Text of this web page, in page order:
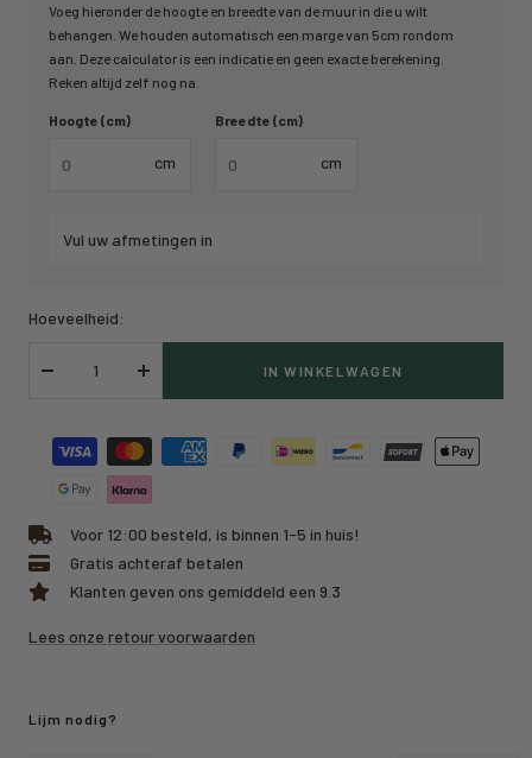
Voeg hieronder de hoogte en breedte van de muur in die u wilt
behangen. We houden automatisch een marge van 5cm rondom
aan. Deze calculator is een indicatie en geen exacte berekening.
Reken altijd zelf nog na.
Hoogte (cm)
cm
Breedte (cm)
cm
Vul uw afmetingen in
Hoeveelheid:
Verlaag
Verhoog
IN WINKELWAGEN
Voor 12:00 besteld, is binnen 1-5 in huis!
Gratis achteraf betalen
Klanten geven ons gemiddeld een 9.3
Lees onze retour voorwaarden
Lijm nodig?